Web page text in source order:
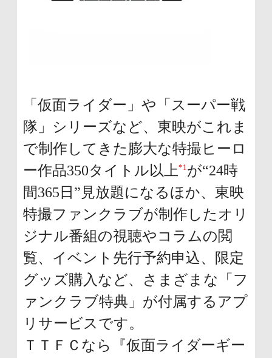
「仮面ライダー」や「スーパー戦
隊」シリーズなど、東映がこれま
で制作してきた膨大な特撮ヒーロ
ー作品350タイトル以上 *1 が“24時
間365日”見放題になるほか、東映
特撮ファンクラブが制作したオリ
ジナル番組の視聴やコラムの閲
覧、イベント先行予約申込、限定
グッズ購入など、さまざまな「フ
ァンクラブ特典」が付属するアプ
リサービスです。
ＴＴＦＣなら『仮面ライダーギー